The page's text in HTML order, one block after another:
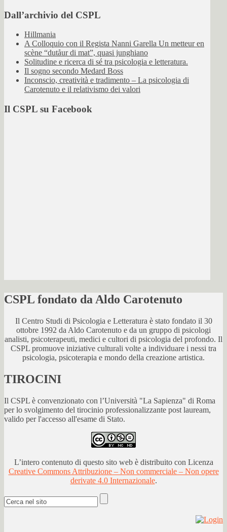
Dall’archivio del CSPL
Hillmania
A Colloquio con il Regista Nanni Garella Un metteur en
scène “dutåur di mat”, quasi junghiano
Solitudine e ricerca di sé tra psicologia e letteratura.
Il sogno secondo Medard Boss
Inconscio, creatività e tradimento – La psicologia di
Carotenuto e il relativismo dei valori
Il CSPL su Facebook
CSPL fondato da Aldo Carotenuto
Il Centro Studi di Psicologia e Letteratura è stato fondato il 30
ottobre 1992 da Aldo Carotenuto e da un gruppo di psicologi
analisti, psicoterapeuti, medici e cultori di psicologia del profondo. Il
CSPL promuove iniziative culturali volte a individuare i nessi tra
psicologia, psicoterapia e mondo della creazione artistica.
TIROCINI
Il CSPL è convenzionato con l’Università "La Sapienza" di Roma
per lo svolgimento del tirocinio professionalizzante post lauream,
valido per l'accesso all'esame di Stato.
L’intero contenuto di questo sito web è distribuito con Licenza
Creative Commons Attribuzione – Non commerciale – Non opere
derivate 4.0 Internazionale.